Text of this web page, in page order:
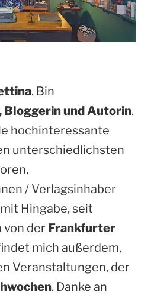
. Bin
Bloggerin und Autorin.
hochinteressante
unterschiedlichsten
/ Verlagsinhaber
Hingabe, seit
von der Frankfurter
mich außerdem,
Veranstaltungen, der
. Danke an